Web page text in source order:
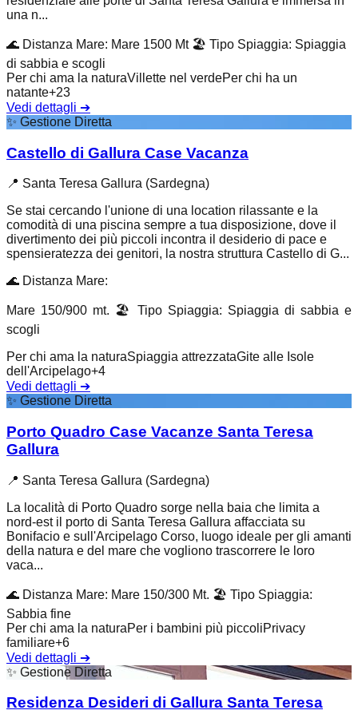
una n...
🌊 Distanza Mare: Mare 1500 Mt 🏖️ Tipo Spiaggia: Spiaggia
di sabbia e scogli
Per chi ama la naturaVillette nel verdePer chi ha un
natante+23
Vedi dettagli ➔
✨ Gestione Diretta
Castello di Gallura Case Vacanza
📍 Santa Teresa Gallura (Sardegna)
Se stai cercando l'unione di una location rilassante e la
comodità di una piscina sempre a tua disposizione, dove il
divertimento dei più piccoli incontra il desiderio di pace e
spensieratezza dei genitori, la nostra struttura Castello di G...
🌊 Distanza Mare:
Mare 150/900 mt. 🏖️ Tipo Spiaggia: Spiaggia di sabbia e
scogli
Per chi ama la naturaSpiaggia attrezzataGite alle Isole
dell'Arcipelago+4
Vedi dettagli ➔
✨ Gestione Diretta
Porto Quadro Case Vacanze Santa Teresa
Gallura
📍 Santa Teresa Gallura (Sardegna)
La località di Porto Quadro sorge nella baia che limita a
nord-est il porto di Santa Teresa Gallura affacciata su
Bonifacio e sull'Arcipelago Corso, luogo ideale per gli amanti
della natura e del mare che vogliono trascorrere le loro
vaca...
🌊 Distanza Mare: Mare 150/300 Mt. 🏖️ Tipo Spiaggia:
Sabbia fine
Per chi ama la naturaPer i bambini più piccoliPrivacy
familiare+6
Vedi dettagli ➔
✨ Gestione Diretta
Residenza Desideri di Gallura Santa Teresa